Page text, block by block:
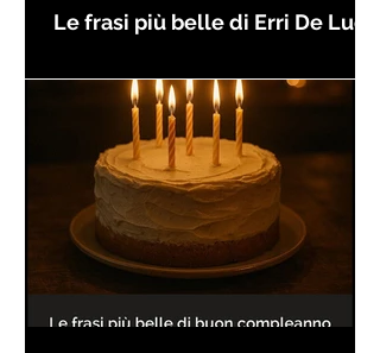
Le frasi più belle di Erri De Luca